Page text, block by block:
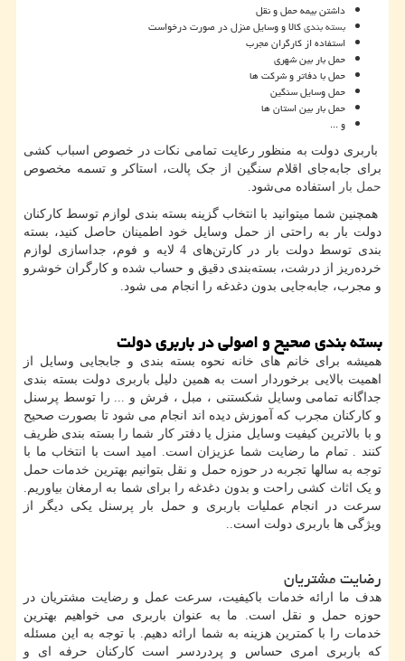
داشتن بیمه حمل و نقل
بسته بندیکالا و وسایل منزل در صورت درخواست
استفاده از کارگران مجرب
حمل بار بین شهری
حمل با دفاتر و شرکت ها
حمل وسایل سنگین
حمل بار بین استان ها
و ...
باربری دولت به منظور رعایت تمامی نکات در خصوص اسباب کشی
برای جابه‌جای اقلام سنگین از جک پالت، استاکر و تسمه مخصوص
حمل بار
استفاده می‌شود.
همچنین شما میتوانید با انتخاب گزینه بسته بندی لوازم توسط کارکنان
دولت بار به راحتی از حمل وسایل خود اطمینان حاصل کنید، بسته
بندی توسط دولت بار در کارتن‌های 4 لایه و فوم، جداسازی لوازم
خرده‌ریز از درشت، بسته‌بندی دقیق و حساب شده و کارگران خوشرو
و مجرب، جابه‌جایی بدون دغدغه را انجام می شود.
بسته بندی صحیح و اصولی در باربری دولت
همیشه برای خانم های خانه نحوه بسته بندی و جابجایی وسایل از
اهمیت بالایی برخوردار است به همین دلیل باربری دولت بسته بندی
جداگانه تمامی وسایل شکستنی ، مبل ، فرش و ... را توسط پرسنل
و کارکنان مجرب که آموزش دیده اند انجام می شود تا بصورت صحیح
و با بالاترین کیفیت وسایل منزل یا دفتر کار شما را بسته بندی ظریف
کنند . تمام ما رضایت شما عزیزان است. امید است با انتخاب ما با
توجه به سالها تجربه در حوزه حمل و نقل بتوانیم بهترین خدمات حمل
و یک اثاث کشی راحت و بدون دغدغه را برای شما به ارمغان بیاوریم.
سرعت در انجام عملیات باربری و حمل بار پرسنل یکی دیگر از
ویژگی ها باربری دولت است..
رضایت مشتریان
هدف ما ارائه خدمات باکیفیت، سرعت عمل و رضایت مشتریان در
حوزه حمل و نقل است. ما به عنوان باربری می خواهیم بهترین
خدمات را با کمترین هزینه به شما ارائه دهیم. با توجه به این مسئله
که باربری امری حساس و پردردسر است کارکنان حرفه ای و